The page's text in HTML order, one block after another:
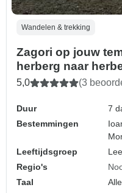
Wandelen & trekking
Zagori op jouw
herberg naar
Pindusgebergte
5,0 (3
Duur
7
Bestemmingen
Leeftijdsgroep
Regio's
Taal